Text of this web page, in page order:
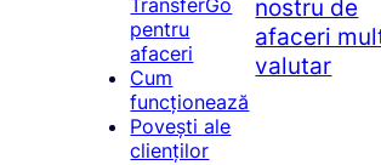
TransferGo
pentru
afaceri
Cum
funcționează
Povești ale
clienților
nostru de
afaceri
valutar